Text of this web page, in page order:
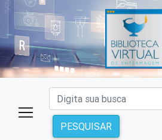
PESQUISAR